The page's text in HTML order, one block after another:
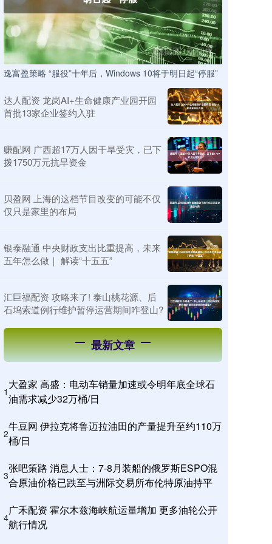
逸富盈策略 “服役”十年后，Windows 10将于明日起“停服”
达人配资 龙岗AI+生命健康产业园开园
首批13家企业签约入驻
赚配网 广西超17万人因干旱受灾，已下
拨1750万元抗旱资金
贝盈网 上海的这档节目改变的可能不仅
仅只是家里的布局
银泰融通 中央财政支出比重提高，未来
五年怎么做｜ 解读“十五五”
汇巨福配资 攻略来了! 泰山桃花源、后
石坞索道例行维护暂停运营期间咋登山?
最新文章
1
大盈家 高盛：电动车销量加速或令明年底全球石
油需求减少32万桶/日
2
牛豆网 伊拉克将鲁迈拉油田的产量提升至约110万
桶/日
3
张吧策路 消息人士：7-8月装船的俄罗斯ESPO混
合原油价格已跌至与洲际交易所布伦特原油持平
4
广禾配资 霍尔木兹海峡航运量增加 更多油轮公开
航行情况